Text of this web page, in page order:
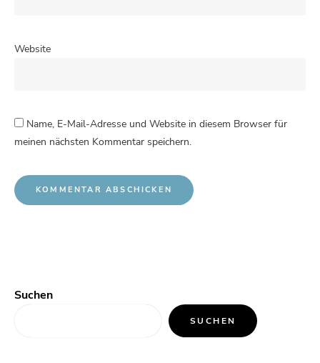
Website
Name, E-Mail-Adresse und Website in diesem Browser für
meinen nächsten Kommentar speichern.
Suchen
SUCHEN